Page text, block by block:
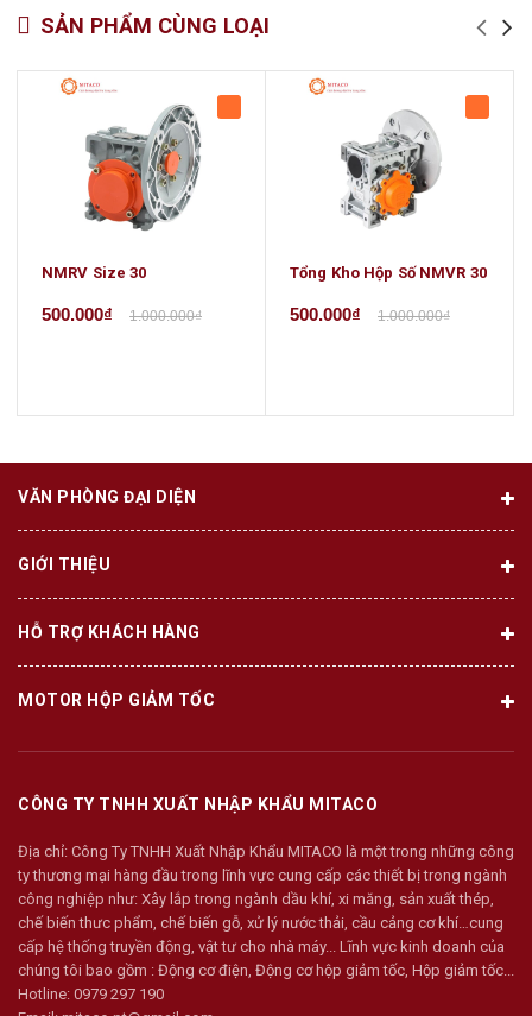
SẢN PHẨM CÙNG LOẠI
NMRV Size 30
500.000₫ 1.000.000₫
Tổng Kho Hộp Số NMVR 30
500.000₫ 1.000.000₫
VĂN PHÒNG ĐẠI DIỆN
GIỚI THIỆU
HỖ TRỢ KHÁCH HÀNG
MOTOR HỘP GIẢM TỐC
CÔNG TY TNHH XUẤT NHẬP KHẨU MITACO
Địa chỉ: Công Ty TNHH Xuất Nhập Khẩu MITACO là một trong những công
ty thương mại hàng đầu trong lĩnh vực cung cấp các thiết bị trong ngành
công nghiệp như: Xây lắp trong ngành dầu khí, xi măng, sản xuất thép,
chế biến thưc phẩm, chế biến gỗ, xử lý nước thải, cầu cảng cơ khí…cung
cấp hệ thống truyền động, vật tư cho nhà máy... Lĩnh vực kinh doanh của
chúng tôi bao gồm : Động cơ điện, Động cơ hộp giảm tốc, Hộp giảm tốc...
Hotline: 0979 297 190